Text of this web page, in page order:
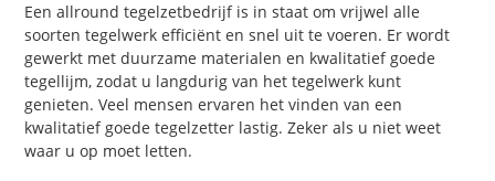
Een allround tegelzetbedrijf is in staat om vrijwel alle
soorten tegelwerk efficiënt en snel uit te voeren. Er wordt
gewerkt met duurzame materialen en kwalitatief goede
tegellijm, zodat u langdurig van het tegelwerk kunt
genieten. Veel mensen ervaren het vinden van een
kwalitatief goede tegelzetter lastig. Zeker als u niet weet
waar u op moet letten.